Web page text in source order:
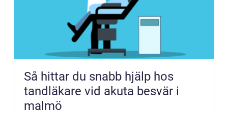
Så hittar du snabb hjälp hos
tandläkare vid akuta besvär i
malmö